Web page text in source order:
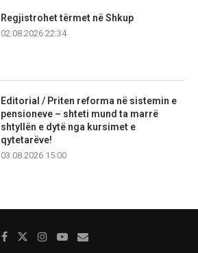
Regjistrohet tërmet në Shkup
02.08.2026 22:34
Editorial / Priten reforma në sistemin e
pensioneve – shteti mund ta marrë
shtyllën e dytë nga kursimet e
qytetarëve!
03.08.2026 15:00